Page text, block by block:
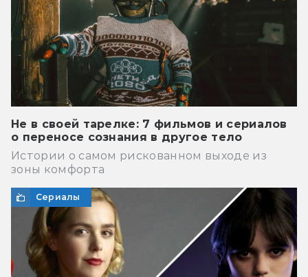
Не в своей тарелке: 7 фильмов и сериалов
о переносе сознания в другое тело
Истории о самом рискованном выходе из
зоны комфорта
Сериалы